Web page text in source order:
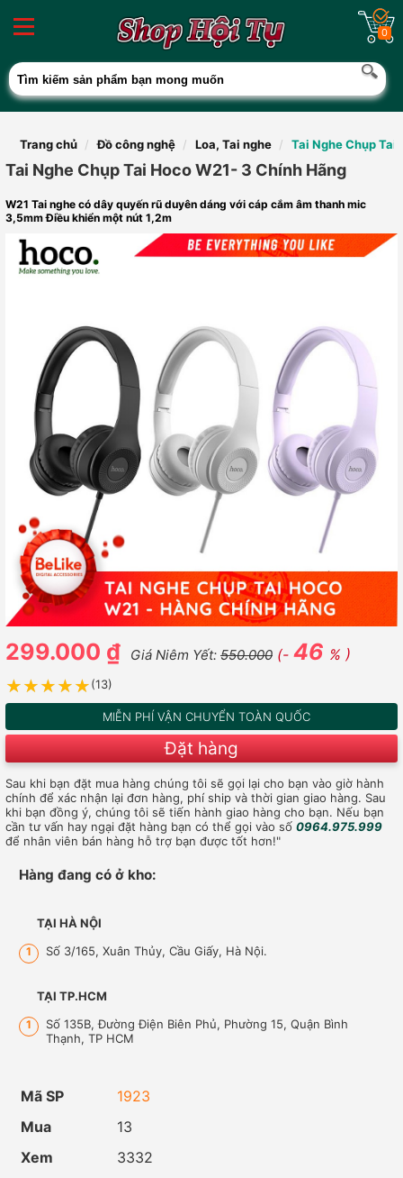
0
Trang chủ Đồ công nghệ Loa, Tai nghe Tai Nghe Chụp Tai
Tai Nghe Chụp Tai Hoco W21- 3 Chính Hãng
W21 Tai nghe có dây quyến rũ duyên dáng với cáp cắm âm thanh mic
3,5mm Điều khiển một nút 1,2m
299.000 ₫ Giá Niêm Yết: 550.000 (- 46 % )
★★★★★
★★★★★(13)
MIỄN PHÍ VẬN CHUYỂN TOÀN QUỐC
Đặt hàng
Sau khi bạn đặt mua hàng chúng tôi sẽ gọi lại cho bạn vào giờ hành
chính để xác nhận lại đơn hàng, phí ship và thời gian giao hàng. Sau
khi bạn đồng ý, chúng tôi sẽ tiến hành giao hàng cho bạn. Nếu bạn
cần tư vấn hay ngại đặt hàng bạn có thể gọi vào số 0964.975.999
để nhân viên bán hàng hỗ trợ bạn được tốt hơn!"
Hàng đang có ở kho:
TẠI HÀ NỘI
1 Số 3/165, Xuân Thủy, Cầu Giấy, Hà Nội.
TẠI TP.HCM
1
Số 135B, Đường Điện Biên Phủ, Phường 15, Quận Bình
Thạnh, TP HCM
Mã SP
1923
Mua
13
Xem
3332